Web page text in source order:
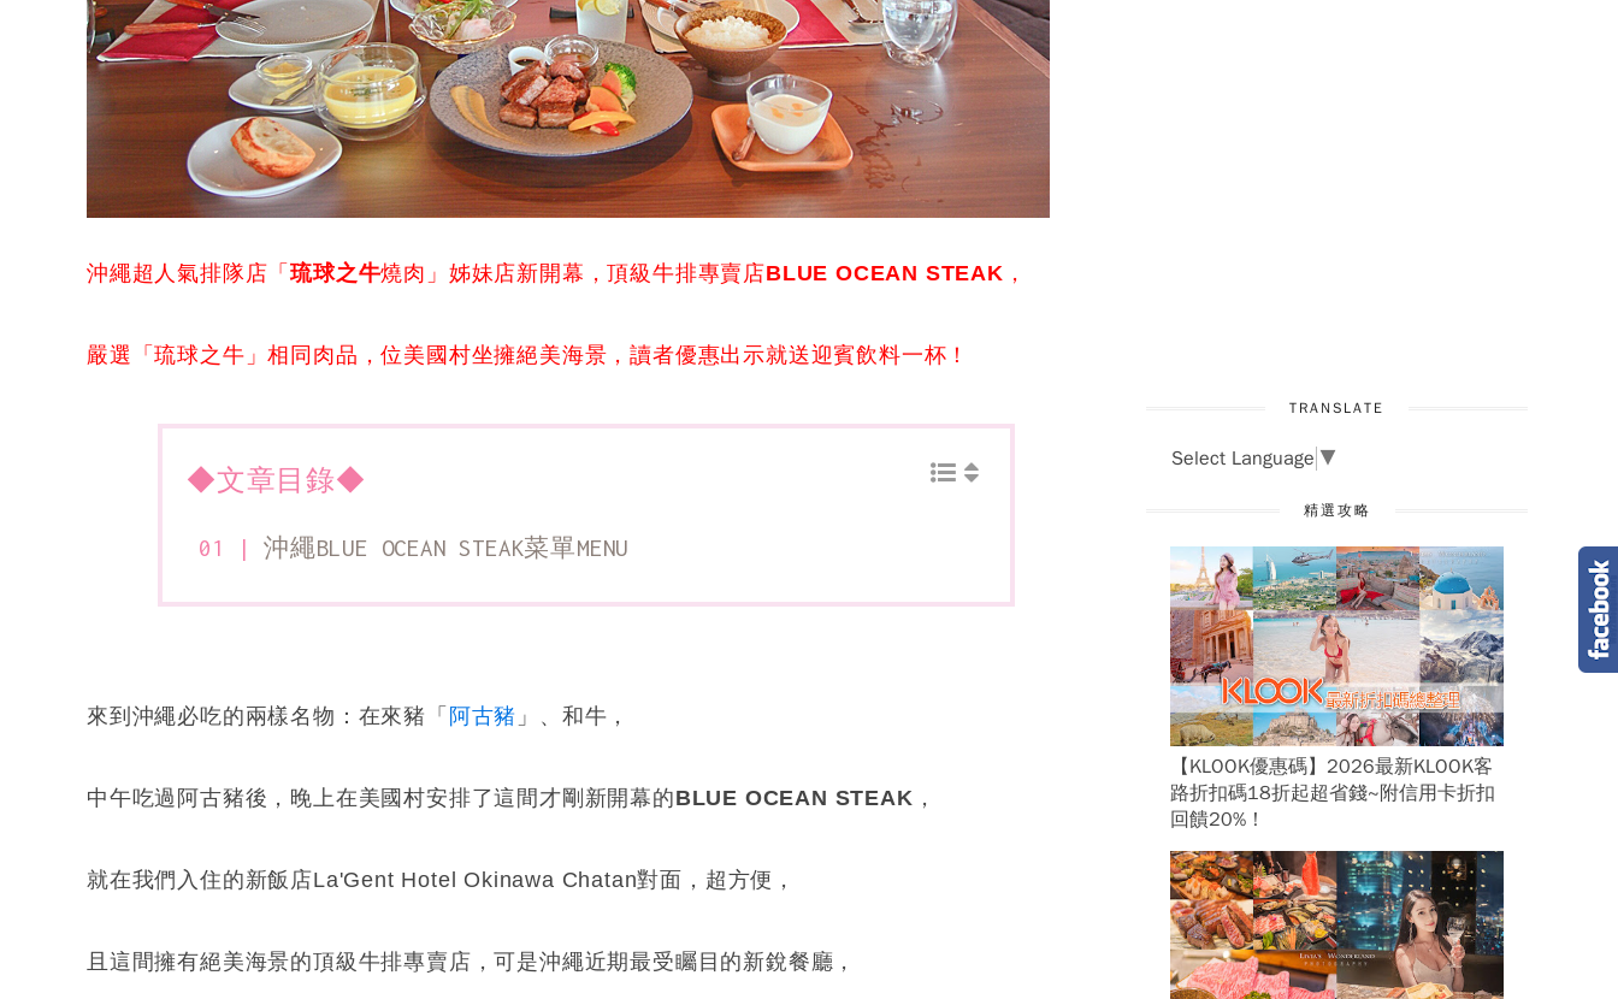
沖繩超人氣排隊店「琉球之牛燒肉」姊妹店新開幕，頂級牛排專賣店BLUE OCEAN STEAK ，
嚴選「琉球之牛」相同肉品，位美國村坐擁絕美海景，讀者優惠出示就送迎賓飲料一杯！
◆文章目錄◆
沖繩BLUE OCEAN STEAK菜單MENU
來到沖繩必吃的兩樣名物：在來豬「 阿古豬 」、和牛，
中午吃過阿古豬後，晚上在美國村安排了這間才剛新開幕的BLUE OCEAN STEAK ，
就在我們入住的新飯店La'Gent Hotel Okinawa Chatan對面，超方便，
且這間擁有絕美海景的頂級牛排專賣店，可是沖繩近期最受矚目的新銳餐廳，
TRANSLATE
Select Language ▼
精選攻略
【KLOOK優惠碼】2026最新KLOOK客
路折扣碼18折起超省錢~附信用卡折扣
回饋20%！